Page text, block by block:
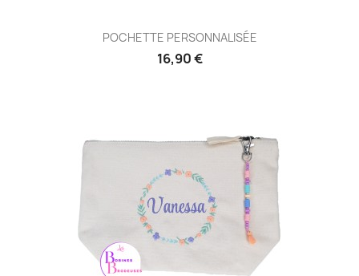
POCHETTE PERSONNALISÉE
16,90 €